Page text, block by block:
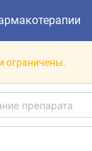
ограничены.